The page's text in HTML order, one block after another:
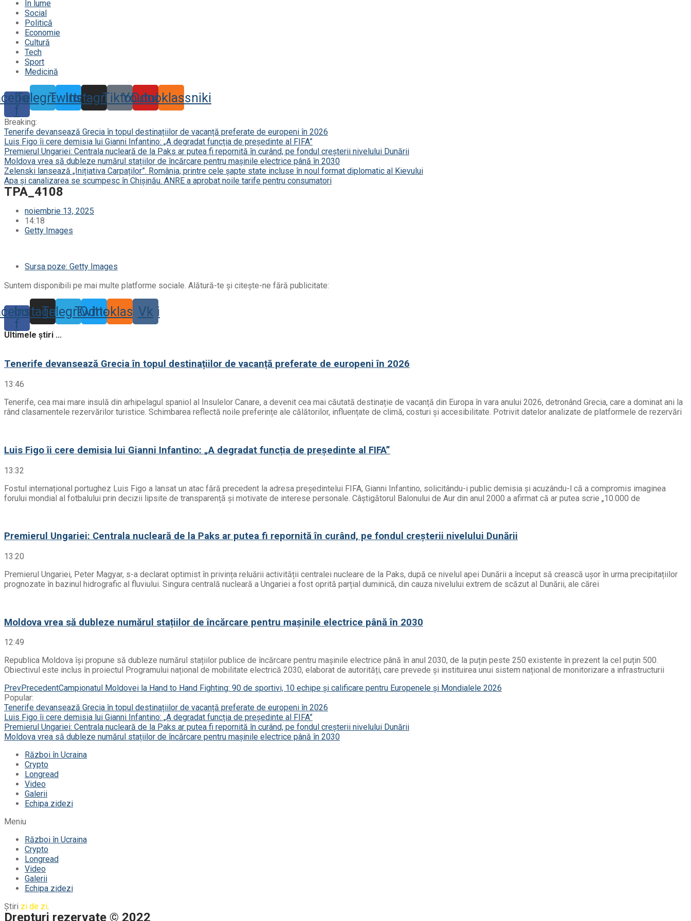
În lume
Social
Politică
Economie
Cultură
Tech
Sport
Medicină
f
TelegramTwitter
Instagram
TiktokYoutube
Odnoklassniki
Breaking:
Tenerife devansează Grecia în topul destinațiilor de vacanță preferate de europeni în 2026
Luis Figo îi cere demisia lui Gianni Infantino: „A degradat funcția de președinte al FIFA”
Premierul Ungariei: Centrala nucleară de la Paks ar putea fi repornită în curând, pe fondul creșterii nivelului Dunării
Moldova vrea să dubleze numărul stațiilor de încărcare pentru mașinile electrice până în 2030
Zelenski lansează „Inițiativa Carpaților”. România, printre cele șapte state incluse în noul format diplomatic al Kievului
Apa și canalizarea se scumpesc în Chișinău. ANRE a aprobat noile tarife pentru consumatori
TPA_4108
noiembrie 13, 2025
14:18
Getty Images
Sursa poze: Getty Images
Suntem disponibili pe mai multe platforme sociale. Alătură-te și citește-ne fără publicitate:
f
Instagram
TelegramTwitter
Odnoklassniki
Vk
Ultimele știri ...
Tenerife devansează Grecia în topul destinațiilor de vacanță preferate de europeni în 2026
13:46
Tenerife, cea mai mare insulă din arhipelagul spaniol al Insulelor Canare, a devenit cea mai căutată destinație de vacanță din Europa în vara anului 2026, detronând Grecia, care a dominat ani la
rând clasamentele rezervărilor turistice. Schimbarea reflectă noile preferințe ale călătorilor, influențate de climă, costuri și accesibilitate. Potrivit datelor analizate de platformele de rezervări
Luis Figo îi cere demisia lui Gianni Infantino: „A degradat funcția de președinte al FIFA”
13:32
Fostul internațional portughez Luis Figo a lansat un atac fără precedent la adresa președintelui FIFA, Gianni Infantino, solicitându-i public demisia și acuzându-l că a compromis imaginea
forului mondial al fotbalului prin decizii lipsite de transparență și motivate de interese personale. Câștigătorul Balonului de Aur din anul 2000 a afirmat că ar putea scrie „10.000 de
Premierul Ungariei: Centrala nucleară de la Paks ar putea fi repornită în curând, pe fondul creșterii nivelului Dunării
13:20
Premierul Ungariei, Peter Magyar, s-a declarat optimist în privința reluării activității centralei nucleare de la Paks, după ce nivelul apei Dunării a început să crească ușor în urma precipitațiilor
prognozate în bazinul hidrografic al fluviului. Singura centrală nucleară a Ungariei a fost oprită parțial duminică, din cauza nivelului extrem de scăzut al Dunării, ale cărei
Moldova vrea să dubleze numărul stațiilor de încărcare pentru mașinile electrice până în 2030
12:49
Republica Moldova își propune să dubleze numărul stațiilor publice de încărcare pentru mașinile electrice până în anul 2030, de la puțin peste 250 existente în prezent la cel puțin 500.
Obiectivul este inclus în proiectul Programului național de mobilitate electrică 2030, elaborat de autorități, care prevede și instituirea unui sistem național de monitorizare a infrastructurii
PrevPrecedentCampionatul Moldovei la Hand to Hand Fighting: 90 de sportivi, 10 echipe și calificare pentru Europenele și Mondialele 2026
Popular:
Tenerife devansează Grecia în topul destinațiilor de vacanță preferate de europeni în 2026
Luis Figo îi cere demisia lui Gianni Infantino: „A degradat funcția de președinte al FIFA”
Premierul Ungariei: Centrala nucleară de la Paks ar putea fi repornită în curând, pe fondul creșterii nivelului Dunării
Moldova vrea să dubleze numărul stațiilor de încărcare pentru mașinile electrice până în 2030
Război în Ucraina
Crypto
Longread
Video
Galerii
Echipa zidezi
Meniu
Război în Ucraina
Crypto
Longread
Video
Galerii
Echipa zidezi
Știri zi de zi.
Drepturi rezervate © 2022